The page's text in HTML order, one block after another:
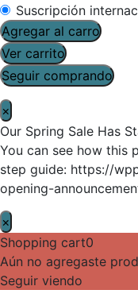
Suscripción
Agregar al carro
Ver carrito
Seguir comprando
×
Our Spring Sale Has
You can see how this
step guide: https://
opening-
×
Shopping cart0
Aún no agregaste
Seguir viendo